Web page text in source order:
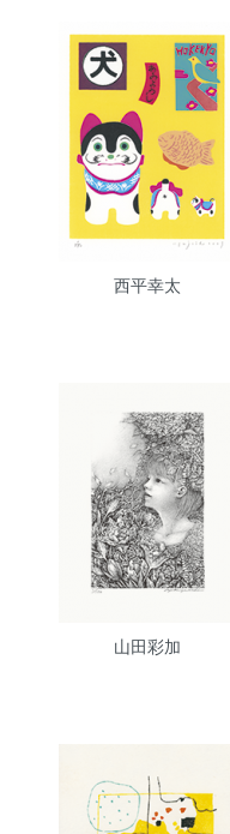
西平幸太
山田彩加